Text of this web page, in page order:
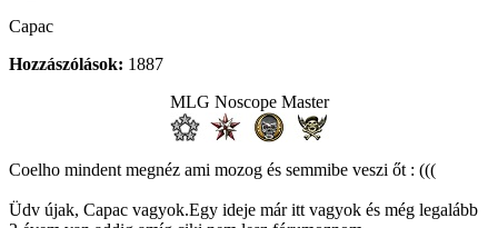
Capac
Hozzászólások: 1887
MLG Noscope Master
Coelho mindent megnéz ami mozog és semmibe veszi őt : (((
Üdv újak, Capac vagyok.Egy ideje már itt vagyok és még legalább